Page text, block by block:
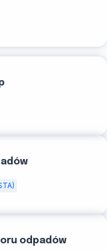
odpadów